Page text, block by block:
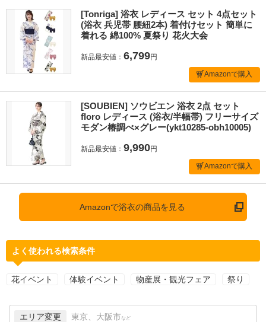
[Tonriga] 浴衣 レディース セット 4点セット
(浴衣 兵児帯 腰紐2本) 着付けセット 簡単に
着れる 綿100% 夏祭り 花火大会
新品最安値： 6,799円
Amazonで購入
[SOUBIEN] ソウビエン 浴衣 2点 セット
floro レディース (浴衣/半幅帯) フリーサイズ
モダン椿調べ×グレー(ykt10285-obh10005)
新品最安値： 9,990円
Amazonで購入
Amazonで浴衣の商品を見る
よく使われる検索条件
花イベント 体験イベント 物産展・観光フェア 祭り
エリア変更 東京、大阪市 など